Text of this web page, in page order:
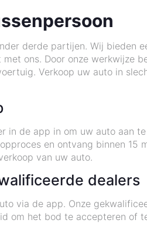
derde partijen. Wij bieden
ons. Door onze werkwijze
Verkoop uw auto in
in de app in om uw auto aan
en ontvang binnen 15
van uw auto.
dealers
via de app. Onze
om het bod te accepteren of